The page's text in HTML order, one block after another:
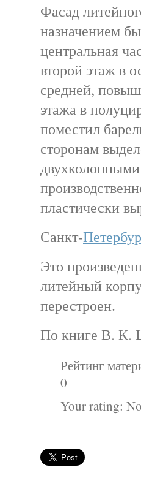
Фасад
назначением
центральная
второй этаж в
средней,
этажа в
поместил
сторонам
пластически
Санкт-
Это
литейный
перестроен.
По книге В. К.
Рейтинг
0
Your rating: